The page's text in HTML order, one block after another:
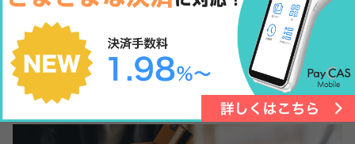
個人事業主が支払うべき税金の種類とは？節税対策についても解
個人事業主は、会社員とは異なり自分自身で税金を計算し納税する必要があります。そのた
め開業する前に、納める税金の種類や計算方法、節税対策についても理解しておくべきで
す。この記事では、個人事業主の知っておきたい税金について徹底解説します。
2020.11.29